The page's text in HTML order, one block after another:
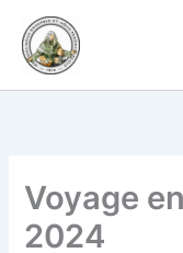
contenu
Voyage
2024